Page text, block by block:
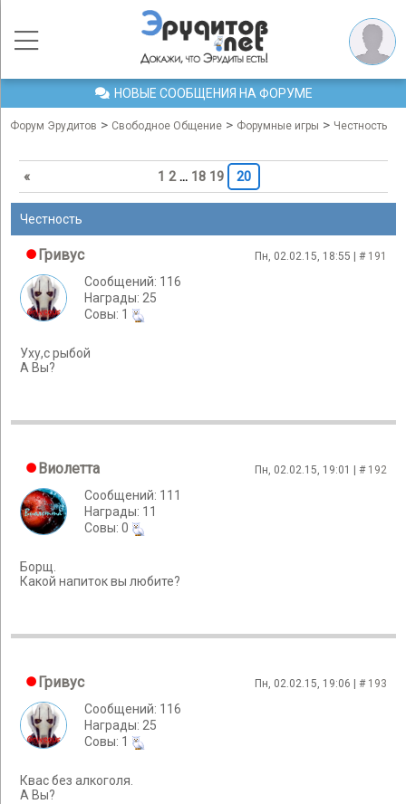
НОВЫЕ СООБЩЕНИЯ НА ФОРУМЕ
Форум Эрудитов > Свободное Общение > Форумные игры > Честность
« 1 2 … 18 19 20
Честность
Гривус Пн, 02.02.15, 18:55 | # 191
Сообщений: 116
Награды: 25
Cовы: 1
Уху,с рыбой
А Вы?
Виолетта Пн, 02.02.15, 19:01 | # 192
Сообщений: 111
Награды: 11
Cовы: 0
Борщ.
Какой напиток вы любите?
Гривус Пн, 02.02.15, 19:06 | # 193
Сообщений: 116
Награды: 25
Cовы: 1
Квас без алкоголя.
А Вы?